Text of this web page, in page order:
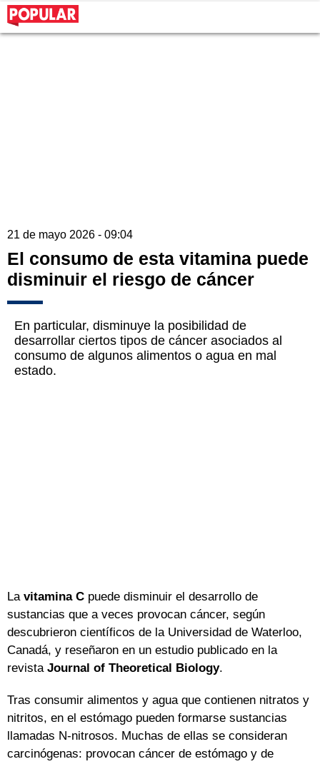
21 de mayo 2026 - 09:04
El consumo de esta vitamina puede
disminuir el riesgo de cáncer
En particular, disminuye la posibilidad de
desarrollar ciertos tipos de cáncer asociados al
consumo de algunos alimentos o agua en mal
estado.
La vitamina C puede disminuir el desarrollo de
sustancias que a veces provocan cáncer, según
descubrieron científicos de la Universidad de Waterloo,
Canadá, y reseñaron en un estudio publicado en la
revistaJournal of Theoretical Biology.
Tras consumir alimentos y agua que contienen nitratos y
nitritos, en el estómago pueden formarse sustancias
llamadas N-nitrosos. Muchas de ellas se consideran
carcinógenas: provocan cáncer de estómago y de